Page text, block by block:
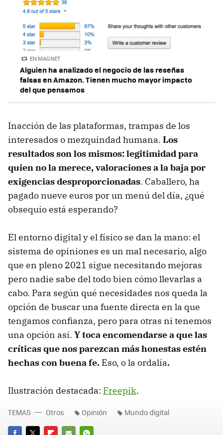
EN MAGNET
Alguien ha analizado el negocio de las reseñas
falsas en Amazon. Tienen mucho mayor impacto
del que pensamos
Inacción de las plataformas, trampas de los
interesados o mezquindad humana. Los
resultados son los mismos: legitimidad para
quien no la merece, valoraciones a la baja por
exigencias desproporcionadas. Caballero, ha
pagado nueve euros por un menú del día, ¿qué
obsequio está esperando?
El entorno digital y el físico se dan la mano: el
sistema de opiniones es un mal necesario, algo
que en pleno 2021 sigue necesitando mejoras
pero nadie sabe del todo bien cómo llevarlas a
cabo. Para según qué necesidades nos queda la
opción de buscar una fuente directa en la que
tengamos confianza, pero para otras ni tenemos
una opción así. Y toca encomendarse a que las
críticas que nos parezcan más honestas estén
hechas con buena fe. Eso, o la ordalía.
Ilustración destacada: Freepik.
TEMAS Otros Opinión Mundo digital